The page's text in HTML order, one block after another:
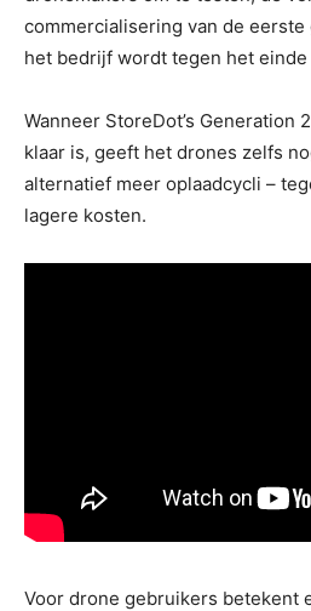
commercialisering van de
het bedrijf wordt tegen het
Wanneer StoreDot’s Generation
klaar is, geeft het drones zelfs
alternatief meer oplaadcycli –
lagere kosten.
Voor drone gebruikers betekent